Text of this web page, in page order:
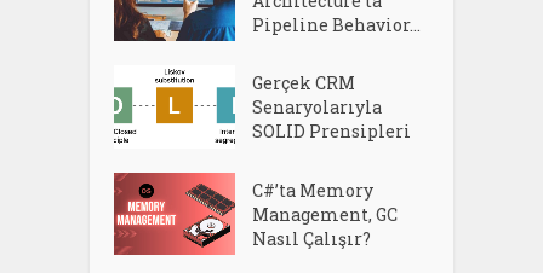
Pipeline Behavior...
Gerçek CRM
Senaryolarıyla
SOLID Prensipleri
C#’ta Memory
Management, GC
Nasıl Çalışır?